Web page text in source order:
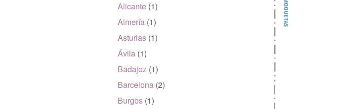
Alicante (1)
Almería (1)
Asturias (1)
Ávila (1)
Badajoz (1)
Barcelona (2)
Burgos (1)